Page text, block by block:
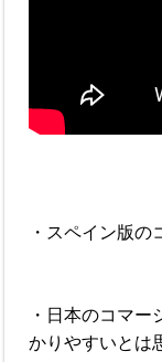
・スペイン版の
・日本のコマ
かりやすいとは